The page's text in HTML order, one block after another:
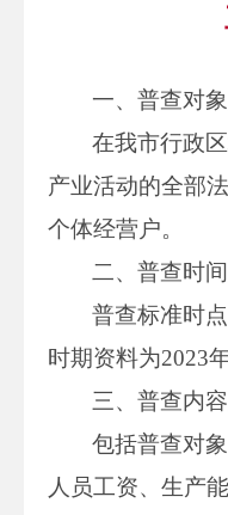
一、普查对
在我市行政
产业活动的全部
个体经营户。
二、普查时
普查标准时
时期资料为2023
三、普查内
包括普查对
人员工资、生产